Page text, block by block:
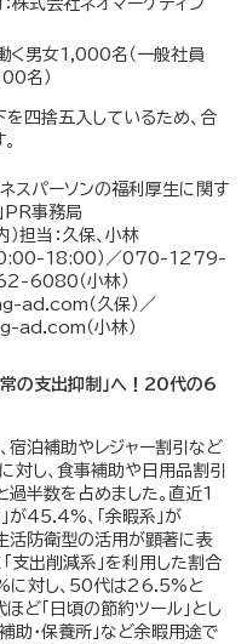
株式会社ネオマーケティン
く男女1,000名（一般社員
名）
四捨五入しているため、合
ネスパーソンの福利厚生に関す
PR事務局
）担当：久保、小林
18:00）／070-1279-
6080（小林）
ad.com （久保）／
ad.com （小林）
常の支出抑制」へ！20代の6
宿泊補助やレジャー割引など
し、食事補助や日用品割引
半数を占めました。直近1
が45.4%、「余暇系」が
活防衛型の活用が顕著に表
支出削減系」を利用した割合
に対し、50代は26.5%と
ど「日頃の節約ツール」とし
助・保養所」など余暇用途で